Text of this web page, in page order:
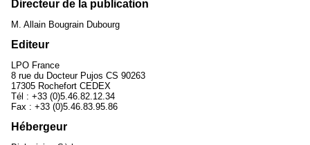
Directeur de la publication
M. Allain Bougrain Dubourg
Editeur
LPO France
8 rue du Docteur Pujos CS 90263
17305 Rochefort CEDEX
Tél : +33 (0)5.46.82.12.34
Fax : +33 (0)5.46.83.95.86
Hébergeur